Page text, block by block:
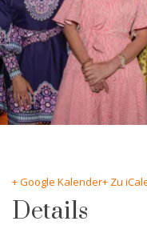
+ Google Kalender+ Zu
Details